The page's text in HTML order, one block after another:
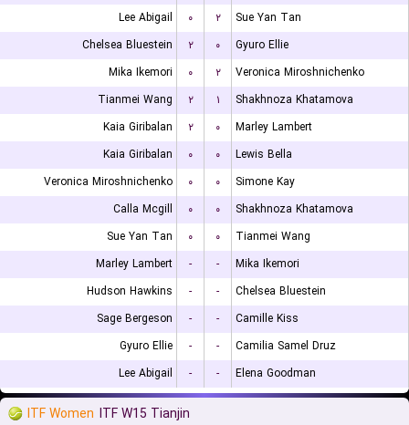
Lee Abigail
۰ ۲
Sue Yan Tan
Chelsea Bluestein
۲ ۰
Gyuro Ellie
Mika Ikemori
۰ ۲
Veronica Miroshnichenko
Tianmei Wang
۲ ۱
Shakhnoza Khatamova
Kaia Giribalan
۲ ۰
Marley Lambert
Kaia Giribalan
۰ ۰
Lewis Bella
Veronica Miroshnichenko
۰ ۰
Simone Kay
Calla Mcgill
۰ ۰
Shakhnoza Khatamova
Sue Yan Tan
۰ ۰
Tianmei Wang
Marley Lambert
- -
Mika Ikemori
Hudson Hawkins
- -
Chelsea Bluestein
Sage Bergeson
- -
Camille Kiss
Gyuro Ellie
- -
Camilia Samel Druz
Lee Abigail
- - Elena Goodman
ITF Women ITF W15 Tianjin